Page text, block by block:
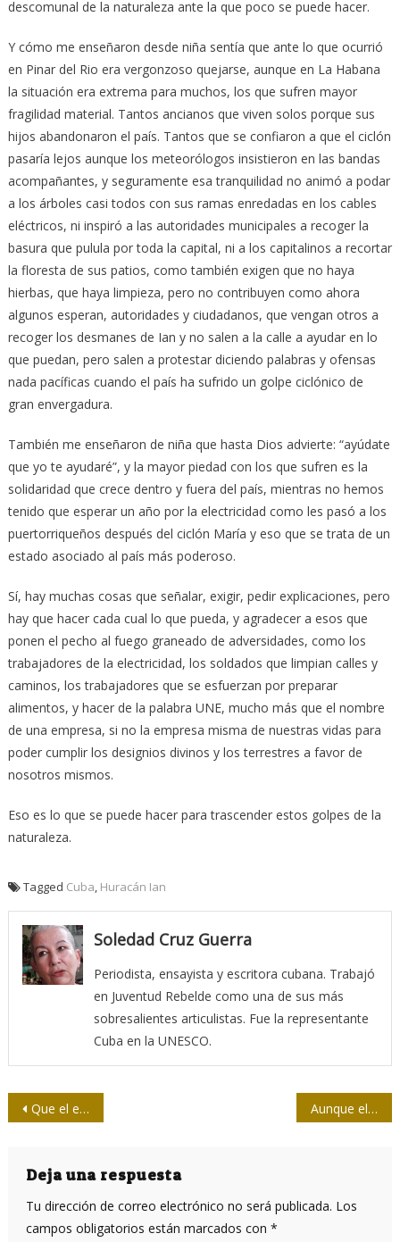
descomunal de la naturaleza ante la que poco se puede hacer.
Y cómo me enseñaron desde niña sentía que ante lo que ocurrió
en Pinar del Rio era vergonzoso quejarse, aunque en La Habana
la situación era extrema para muchos, los que sufren mayor
fragilidad material. Tantos ancianos que viven solos porque sus
hijos abandonaron el país. Tantos que se confiaron a que el ciclón
pasaría lejos aunque los meteorólogos insistieron en las bandas
acompañantes, y seguramente esa tranquilidad no animó a podar
a los árboles casi todos con sus ramas enredadas en los cables
eléctricos, ni inspiró a las autoridades municipales a recoger la
basura que pulula por toda la capital, ni a los capitalinos a recortar
la floresta de sus patios, como también exigen que no haya
hierbas, que haya limpieza, pero no contribuyen como ahora
algunos esperan, autoridades y ciudadanos, que vengan otros a
recoger los desmanes de Ian y no salen a la calle a ayudar en lo
que puedan, pero salen a protestar diciendo palabras y ofensas
nada pacíficas cuando el país ha sufrido un golpe ciclónico de
gran envergadura.
También me enseñaron de niña que hasta Dios advierte: “ayúdate
que yo te ayudaré”, y la mayor piedad con los que sufren es la
solidaridad que crece dentro y fuera del país, mientras no hemos
tenido que esperar un año por la electricidad como les pasó a los
puertorriqueños después del ciclón María y eso que se trata de un
estado asociado al país más poderoso.
Sí, hay muchas cosas que señalar, exigir, pedir explicaciones, pero
hay que hacer cada cual lo que pueda, y agradecer a esos que
ponen el pecho al fuego graneado de adversidades, como los
trabajadores de la electricidad, los soldados que limpian calles y
caminos, los trabajadores que se esfuerzan por preparar
alimentos, y hacer de la palabra UNE, mucho más que el nombre
de una empresa, si no la empresa misma de nuestras vidas para
poder cumplir los designios divinos y los terrestres a favor de
nosotros mismos.
Eso es lo que se puede hacer para trascender estos golpes de la
naturaleza.
Tagged Cuba Huracán Ian
Soledad Cruz Guerra
Periodista, ensayista y escritora cubana. Trabajó
en Juventud Rebelde como una de sus más
sobresalientes articulistas. Fue la representante
Cuba en la UNESCO.
Navegación
entradas
Que el egoísmo no nos domine Aunque el dolor nos duela
Deja una respuesta
Tu dirección de correo electrónico no será publicada. Los
campos obligatorios están marcados con *